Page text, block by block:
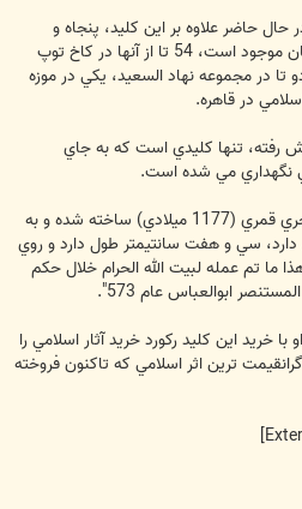
حاضر علاوه بر اين كليد، پنجاه و
هشت كليد ديگر خانه كعبه در جهان موجود است، 54 تا از آنها در كاخ توپ
تا در مجموعه نهاد السعيد، يكي در موزه
در قاهره.
رفته، تنها كليدي است كه به جاي
نگهداري مي شده است.
اين كليد آهني كه در سال 573 هجري قمري (1177 ميلادي) ساخته شده و به
سي و هفت سانتيمتر طول دارد و روي
ما تم عمله لبيت الله الحرام خلال حكم
ابوالعباس عام 573".
خريد اين كليد ركورد خريد آثار اسلامي را
ترين اثر اسلامي كه تاكنون فروخته